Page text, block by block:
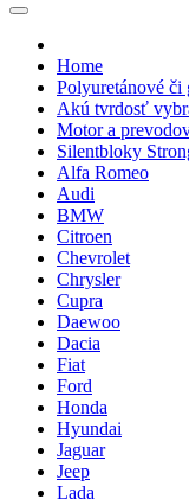
Home
Polyuretánové či
Akú tvrdosť
Motor a
Silentbloky
Alfa Romeo
Audi
BMW
Citroen
Chevrolet
Chrysler
Cupra
Daewoo
Dacia
Fiat
Ford
Honda
Hyundai
Jaguar
Jeep
Lada